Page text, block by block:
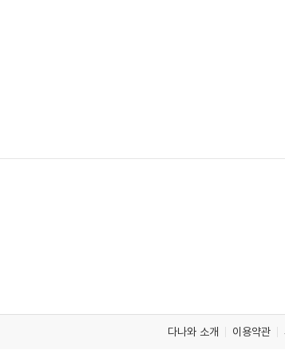
다나와 소개 이용약관